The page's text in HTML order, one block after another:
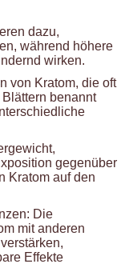
dazu,
während höhere
wirken.
von Kratom, die oft
benannt
gegenüber
Kratom auf den
Die
mit anderen
Effekte